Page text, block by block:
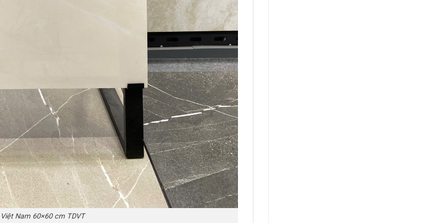
Nam 60×60 cm TDVT